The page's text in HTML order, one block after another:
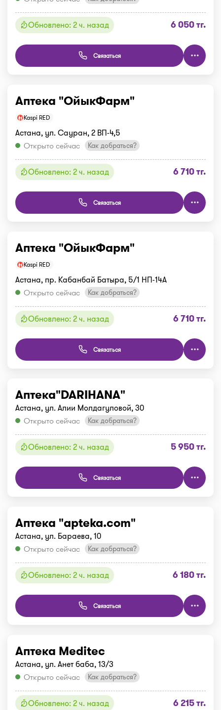
Обновлено: 2 ч. назад 6 050 тг.
Связаться
Аптека "ОйыкФарм"
Kaspi RED
Астана, ул. Сауран, 2 ВП-4,5
Открыто сейчас
Как добраться?
Обновлено: 2 ч. назад 6 710 тг.
Связаться
Аптека "ОйыкФарм"
Kaspi RED
Астана, пр. Кабанбай Батыра, 5/1 НП-14А
Открыто сейчас
Как добраться?
Обновлено: 2 ч. назад 6 710 тг.
Связаться
Аптека"DARIHANA"
Астана, ул. Алии Молдагуловой, 30
Открыто сейчас
Как добраться?
Обновлено: 2 ч. назад 5 950 тг.
Связаться
Аптека "apteka.com"
Астана, ул. Бараева, 10
Открыто сейчас
Как добраться?
Обновлено: 2 ч. назад 6 180 тг.
Связаться
Аптека Meditec
Астана, ул. Анет баба, 13/3
Открыто сейчас
Как добраться?
Обновлено: 2 ч. назад 6 215 тг.